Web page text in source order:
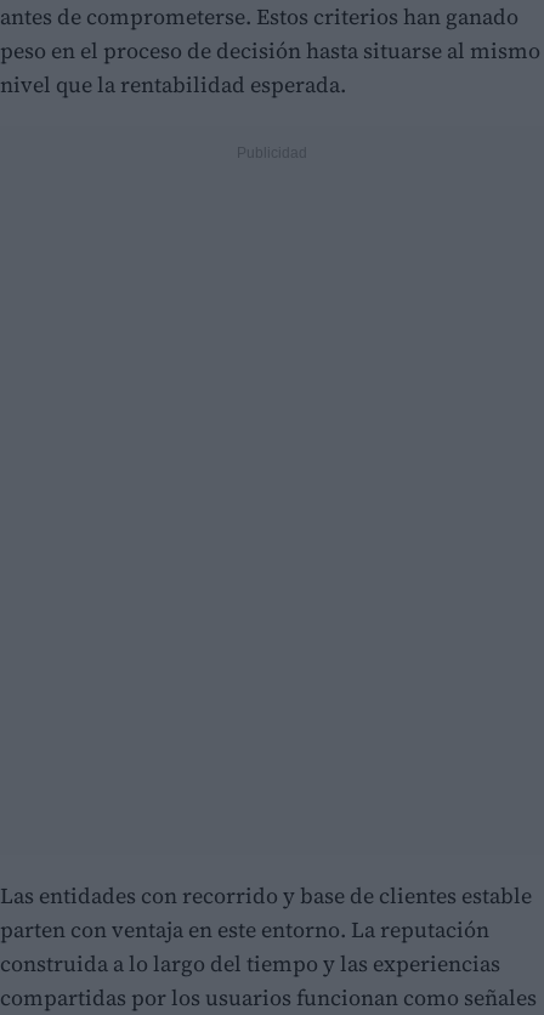
antes de comprometerse. Estos criterios han ganado
peso en el proceso de decisión hasta situarse al mismo
nivel que la rentabilidad esperada.
Las entidades con recorrido y base de clientes estable
parten con ventaja en este entorno. La reputación
construida a lo largo del tiempo y las experiencias
compartidas por los usuarios funcionan como señales